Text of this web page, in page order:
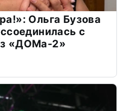
Ольга Бузова
с
«ДОМа-2»